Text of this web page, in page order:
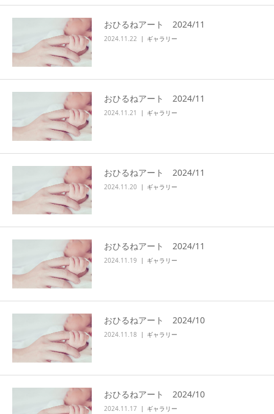
おひるねアート 2024/11
2024.11.22 ギャラリー
おひるねアート 2024/11
2024.11.21 ギャラリー
おひるねアート 2024/11
2024.11.20 ギャラリー
おひるねアート 2024/11
2024.11.19 ギャラリー
おひるねアート 2024/10
2024.11.18 ギャラリー
おひるねアート 2024/10
2024.11.17 ギャラリー